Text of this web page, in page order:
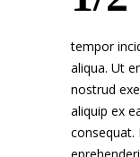
tempor
aliqua. Ut
nostrud
aliquip ex
consequat.